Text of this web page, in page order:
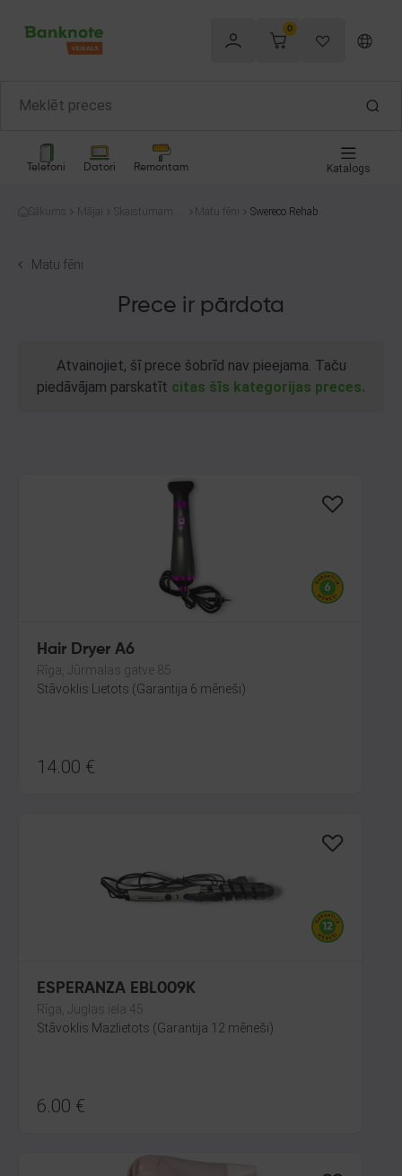
0
Telefoni Datori Remontam Katalogs
Sākums Mājai
Skaistumam u
Matu fēni Swereco Rehab
Matu fēni
Prece ir pārdota
Atvainojiet, šī prece šobrīd nav pieejama. Taču
piedāvājam parskatīt citas šīs kategorijas preces.
Hair Dryer A6
Rīga, Jūrmalas gatve 85
Stāvoklis Lietots (Garantija 6 mēneši)
14.00 €
ESPERANZA EBL009K
Rīga, Juglas iela 45
Stāvoklis Mazlietots (Garantija 12 mēneši)
6.00 €